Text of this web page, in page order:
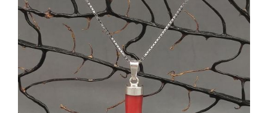
AGGIUNGI AL CARRELLO DETTAGLI